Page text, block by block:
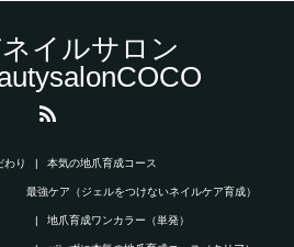
イルサロン
わり 本気の地爪育成コース
最強ケア（ジェルをつけないネイルケア育成）
地爪育成ワンカラー（単発）